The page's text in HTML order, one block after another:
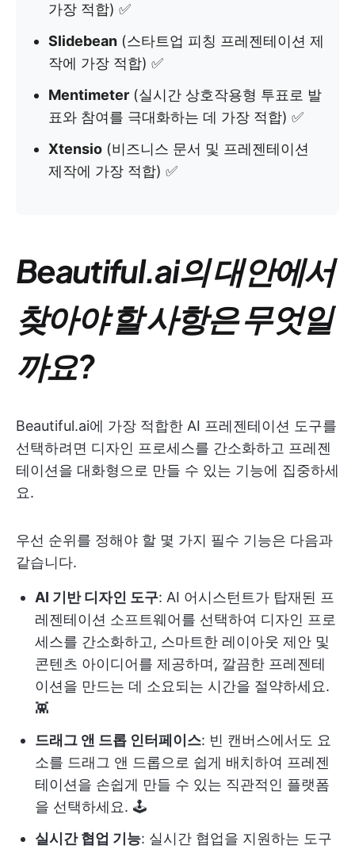
가장 적합) ✅
Slidebean (스타트업 피칭 프레젠테이션 제
작에 가장 적합) ✅
Mentimeter (실시간 상호작용형 투표로 발
표와 참여를 극대화하는 데 가장 적합) ✅
Xtensio (비즈니스 문서 및 프레젠테이션
제작에 가장 적합) ✅
Beautiful.ai의 대안에서
찾아야 할 사항은 무엇일
까요?
Beautiful.ai에 가장 적합한 AI 프레젠테이션 도구를
선택하려면 디자인 프로세스를 간소화하고 프레젠
테이션을 대화형으로 만들 수 있는 기능에 집중하세
요.
우선 순위를 정해야 할 몇 가지 필수 기능은 다음과
같습니다.
AI 기반 디자인 도구: AI 어시스턴트가 탑재된 프
레젠테이션 소프트웨어를 선택하여 디자인 프로
세스를 간소화하고, 스마트한 레이아웃 제안 및
콘텐츠 아이디어를 제공하며, 깔끔한 프레젠테
이션을 만드는 데 소요되는 시간을 절약하세요.
👾
드래그 앤 드롭 인터페이스: 빈 캔버스에서도 요
소를 드래그 앤 드롭으로 쉽게 배치하여 프레젠
테이션을 손쉽게 만들 수 있는 직관적인 플랫폼
을 선택하세요. 🕹️
실시간 협업 기능: 실시간 협업을 지원하는 도구